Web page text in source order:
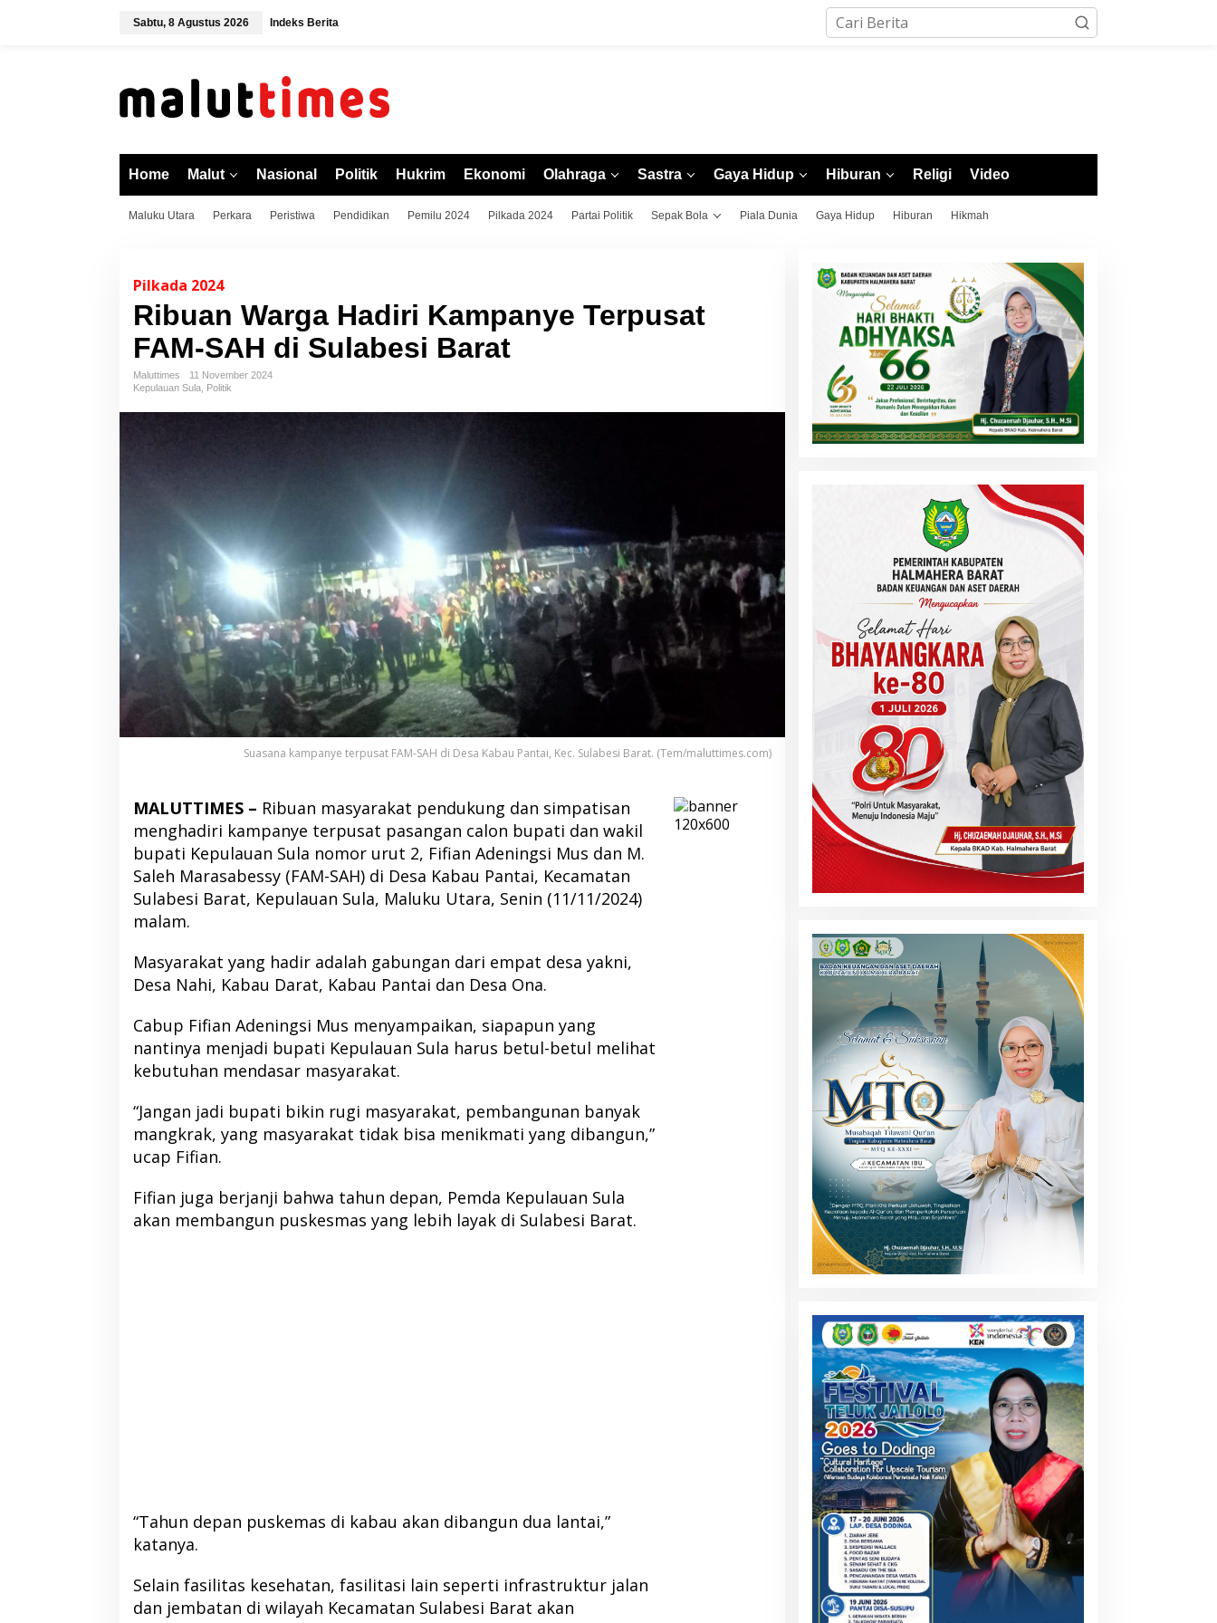
Sabtu, 8 Agustus 2026 Indeks Berita
Home Malut Nasional Politik Hukrim Ekonomi Olahraga Sastra Gaya Hidup Hiburan Religi Video
Maluku Utara Perkara Peristiwa Pendidikan Pemilu 2024 Pilkada 2024 Partai Politik Sepak Bola Piala Dunia Gaya Hidup Hiburan Hikmah
Pilkada 2024
Ribuan Warga Hadiri Kampanye Terpusat
FAM-SAH di Sulabesi Barat
Maluttimes
11 November 2024
Kepulauan Sula Politik
Suasana kampanye terpusat FAM-SAH di Desa Kabau Pantai, Kec. Sulabesi Barat. (Tem/maluttimes.com)
MALUTTIMES – Ribuan masyarakat pendukung dan simpatisan
menghadiri kampanye terpusat pasangan calon bupati dan wakil
bupati Kepulauan Sula nomor urut 2, Fifian Adeningsi Mus dan M.
Saleh Marasabessy (FAM-SAH) di Desa Kabau Pantai, Kecamatan
Sulabesi Barat, Kepulauan Sula, Maluku Utara, Senin (11/11/2024)
malam.
Masyarakat yang hadir adalah gabungan dari empat desa yakni,
Desa Nahi, Kabau Darat, Kabau Pantai dan Desa Ona.
Cabup Fifian Adeningsi Mus menyampaikan, siapapun yang
nantinya menjadi bupati Kepulauan Sula harus betul-betul melihat
kebutuhan mendasar masyarakat.
“Jangan jadi bupati bikin rugi masyarakat, pembangunan banyak
mangkrak, yang masyarakat tidak bisa menikmati yang dibangun,”
ucap Fifian.
Fifian juga berjanji bahwa tahun depan, Pemda Kepulauan Sula
akan membangun puskesmas yang lebih layak di Sulabesi Barat.
“Tahun depan puskemas di kabau akan dibangun dua lantai,”
katanya.
Selain fasilitas kesehatan, fasilitasi lain seperti infrastruktur jalan
dan jembatan di wilayah Kecamatan Sulabesi Barat akan